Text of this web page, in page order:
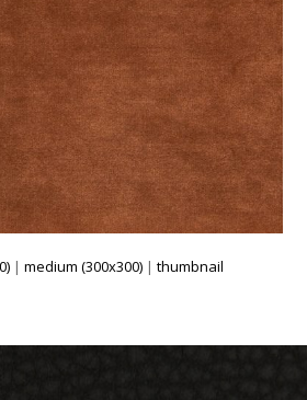
|medium (300x300) |thumbnail